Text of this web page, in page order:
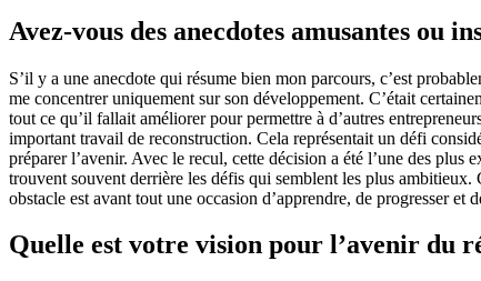
Avez-vous des anecdotes amusantes ou
S’il y a une anecdote qui résume bien mon parcours, c’est
me concentrer uniquement sur son développement. C’était
tout ce qu’il fallait améliorer pour permettre à d’autres
important travail de reconstruction. Cela représentait un défi
préparer l’avenir. Avec le recul, cette décision a été l’une des plus
trouvent souvent derrière les défis qui semblent les plus
obstacle est avant tout une occasion d’apprendre, de progresser
Quelle est votre vision pour l’avenir du